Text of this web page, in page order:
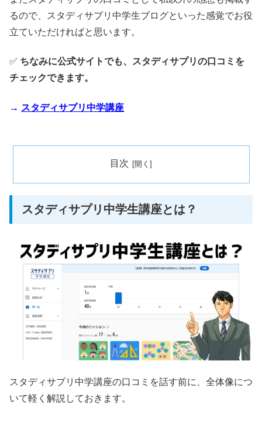
るので、スタディサプリ中学生ブログといった感覚でお役
立ていただければと思います。
✅ ちなみに公式サイトでも、スタディサプリの口コミを
チェックできます。
→ スタディサプリ中学講座
目次
スタディサプリ中学生講座とは？
スタディサプリ中学講座の口コミを話す前に、全体像につ
いて軽く解説しておきます。